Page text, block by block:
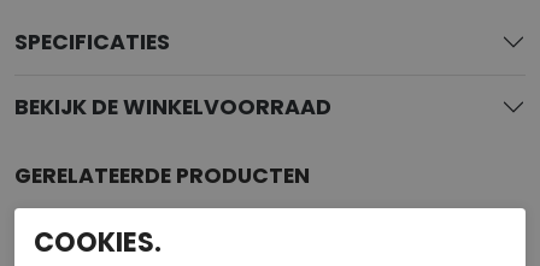
SPECIFICATIES
BEKIJK DE WINKELVOORRAAD
GERELATEERDE PRODUCTEN
COOKIES.